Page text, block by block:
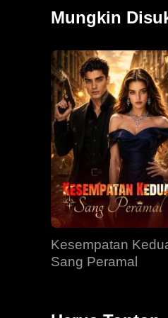
memperjuangkan
Mungkin
Kesempatan
Sang Peramal